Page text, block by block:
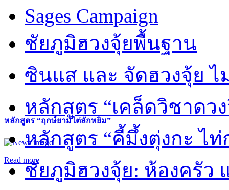
หลักสูตร “ฤกษ์ยามไต่ลักหยิ่ม”
Read more
Sages Campaign
ชัยภูมิฮวงจุ้ยพื้นฐาน
ซินแส และ จัดฮวงจุ้ย ไ
หลักสูตร “เคล็ดวิชาดว
หลักสูตร “คี้มึ้งตุ่งกะ ไ
ชัยภูมิฮวงจุ้ย: ห้องครัว